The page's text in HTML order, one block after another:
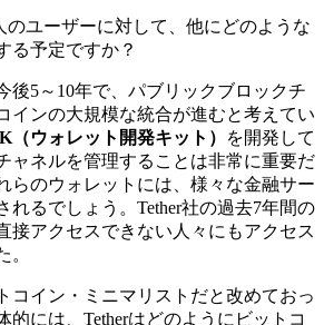
のユーザーに対して、他にどのような
る予定ですか？
後5～10年で、パブリックブロックチ
インの大規模な統合が進むと考えてい
（ウォレット開発キット）
を開発して
ャネルを管理することは非常に重要だ
らのウォレットには、様々な金融サー
れるでしょう。Tether社の過去7年間の
接アクセスできない人々にもアクセス
。
コイン・ミニマリストだと改めておっ
的には、Tetherはどのようにビットコ